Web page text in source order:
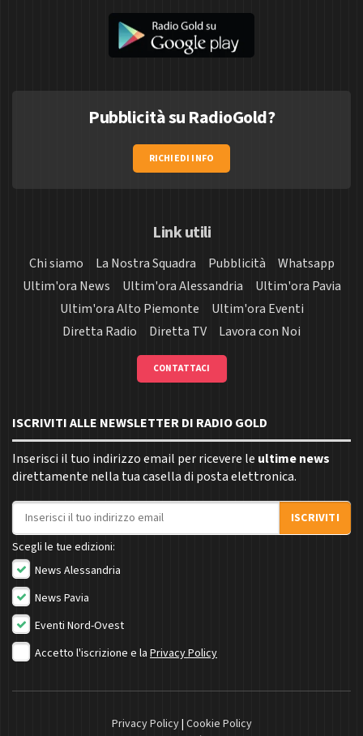
Pubblicità su RadioGold?
RICHIEDI INFO
Link utili
Chi siamo La Nostra Squadra Pubblicità
Whatsapp
Ultim'ora News
Ultim'ora Alessandria
Ultim'ora Pavia
Ultim'ora Alto Piemonte
Ultim'ora Eventi
Diretta Radio
Diretta TV Lavora con Noi
CONTATTACI
ISCRIVITI ALLE NEWSLETTER DI RADIO GOLD
Inserisci il tuo indirizzo email per ricevere le ultime news
direttamente nella tua casella di posta elettronica.
Indirizzo email
ISCRIVITI
Scegli le tue edizioni:
News Alessandria
News Pavia
Eventi Nord-Ovest
Accetto l'iscrizione e la Privacy Policy
Privacy Policy| Cookie Policy